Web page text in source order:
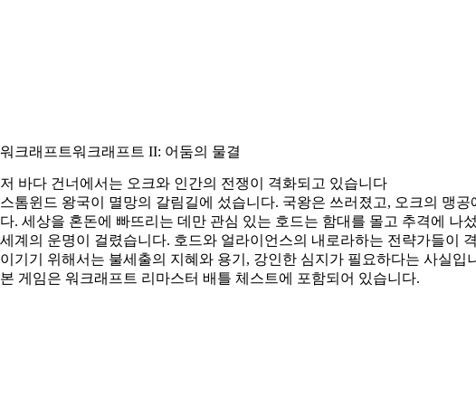
워크래프트워크래프트 II: 어둠의 물결
저 바다 건너에서는 오크와 인간의 전쟁이 격화되고 있습니다
스톰윈드 왕국이 멸망의 갈림길에 섰습니다. 국왕은 쓰러졌고, 오크의 맹
다. 세상을 혼돈에 빠뜨리는 데만 관심 있는 호드는 함대를 몰고 추격에 나
세계의 운명이 걸렸습니다. 호드와 얼라이언스의 내로라하는 전략가들이
이기기 위해서는 불세출의 지혜와 용기, 강인한 심지가 필요하다는 사실입
본 게임은 워크래프트 리마스터 배틀 체스트에 포함되어 있습니다.